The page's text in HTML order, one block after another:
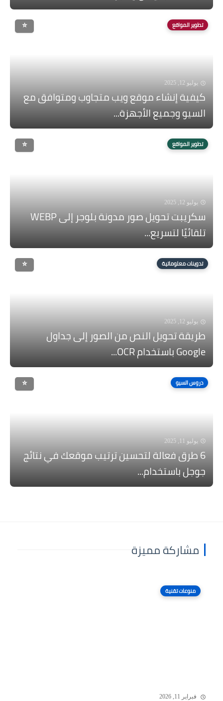
تطوير المواقع
يوليو 12, 2025
كيفية إنشاء موقع ويب متجاوب ومتوافق مع
السيو وجميع الأجهزة...
تطوير المواقع
يوليو 12, 2025
سكريبت تحويل صور مدونة بلوجر إلى WEBP
تلقائيًا لتسريع...
تدوينات معلوماتية
يوليو 12, 2025
طريقة تحويل النص من الصور إلى جداول
Google باستخدام OCR...
دروس السيو
يوليو 11, 2025
6 طرق فعالة لتحسين ترتيب موقعك في نتائج
جوجل باستخدام...
مشاركة مميزة
منوعات تقنية
فبراير 11, 2026